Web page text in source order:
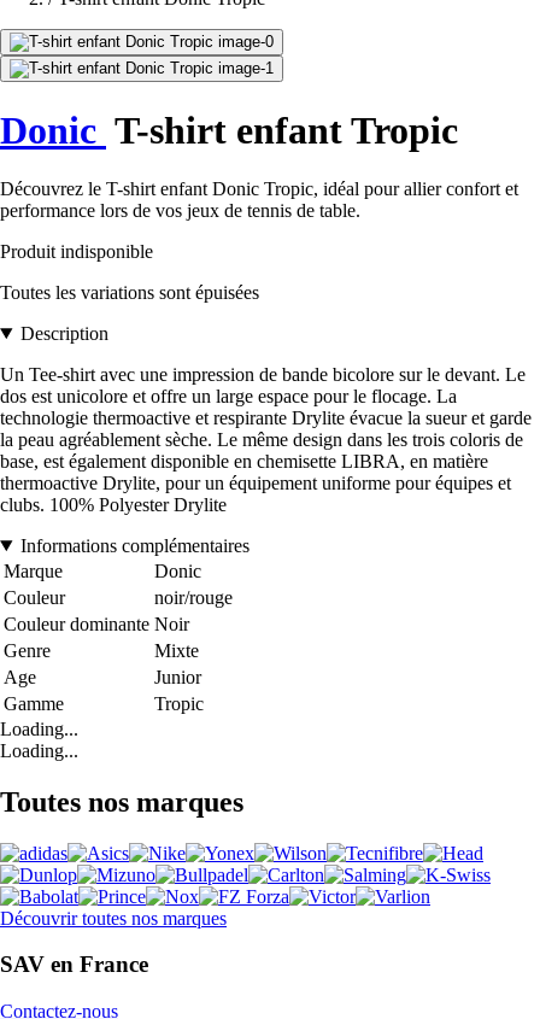
Donic T-shirt enfant Tropic
Découvrez le T-shirt enfant Donic Tropic, idéal pour allier confort et
performance lors de vos jeux de tennis de table.
Produit indisponible
Toutes les variations sont épuisées
Description
Un Tee-shirt avec une impression de bande bicolore sur le devant. Le
dos est unicolore et offre un large espace pour le flocage. La
technologie thermoactive et respirante Drylite évacue la sueur et garde
la peau agréablement sèche. Le même design dans les trois coloris de
base, est également disponible en chemisette LIBRA, en matière
thermoactive Drylite, pour un équipement uniforme pour équipes et
clubs. 100% Polyester Drylite
Informations complémentaires
Marque
Donic
Couleur
noir/rouge
Couleur dominante Noir
Genre
Mixte
Age
Junior
Gamme
Tropic
Loading...
Loading...
Toutes nos marques
Découvrir toutes nos marques
SAV en France
Contactez-nous